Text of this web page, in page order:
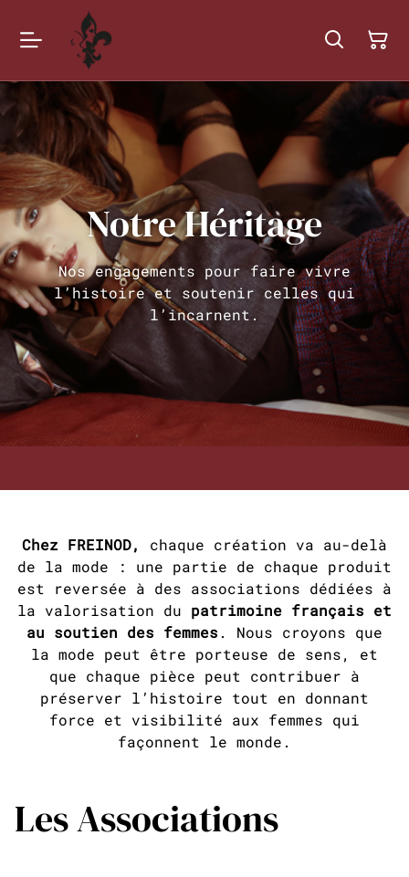
Notre Héritage
Nos engagements pour faire vivre
l’histoire et soutenir celles qui
l’incarnent.
Chez FREINOD,
chaque création va au-delà
de la mode : une partie de chaque produit
est reversée à des associations dédiées à
la valorisation du patrimoine français et
au soutien des femmes . Nous croyons que
la mode peut être porteuse de sens, et
que chaque pièce peut contribuer à
préserver l’histoire tout en donnant
force et visibilité aux femmes qui
façonnent le monde.
Les Associations